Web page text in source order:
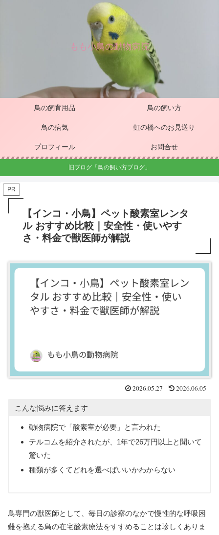
もも小鳥の動物病院
鳥の飼育用品 鳥の飼い方
鳥の病気 虹の橋へのお見送り
プロフィール お問合せ
旧ブログ「鳥の飼い方ブログ」
PR
【インコ・小鳥】ペット酸素室レンタ
ル おすすめ比較｜安全性・使いやす
さ・料金で獣医師が解説
2026.05.27 2026.06.05
こんな悩みに答えます
動物病院で「酸素室が必要」と言われた
テルコムを紹介されたが、1年で26万円以上と聞いて
驚いた
種類が多くてどれを選べばいいかわからない
鳥専門の獣医師として、毎日の診察のなかで慢性的な呼吸困
難を抱える鳥の在宅酸素療法をすすめることは珍しくありま